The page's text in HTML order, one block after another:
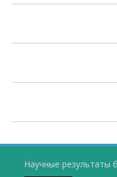
Научные результаты